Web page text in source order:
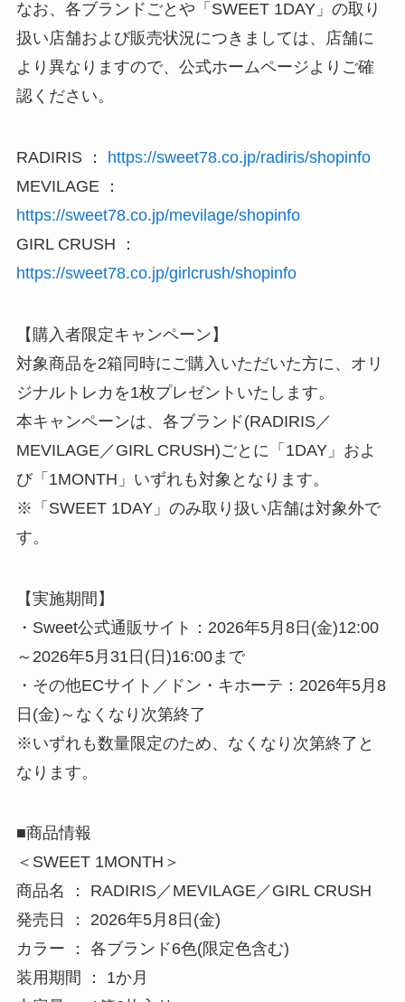
なお、各ブランドごとや「SWEET 1DAY」の取り
扱い店舗および販売状況につきましては、店舗に
より異なりますので、公式ホームページよりご確
認ください。
RADIRIS ： https://sweet78.co.jp/radiris/shopinfo
MEVILAGE ：
https://sweet78.co.jp/mevilage/shopinfo
GIRL CRUSH ：
https://sweet78.co.jp/girlcrush/shopinfo
【購入者限定キャンペーン】
対象商品を2箱同時にご購入いただいた方に、オリ
ジナルトレカを1枚プレゼントいたします。
本キャンペーンは、各ブランド(RADIRIS／
MEVILAGE／GIRL CRUSH)ごとに「1DAY」およ
び「1MONTH」いずれも対象となります。
※「SWEET 1DAY」のみ取り扱い店舗は対象外で
す。
【実施期間】
・Sweet公式通販サイト：2026年5月8日(金)12:00
～2026年5月31日(日)16:00まで
・その他ECサイト／ドン・キホーテ：2026年5月8
日(金)～なくなり次第終了
※いずれも数量限定のため、なくなり次第終了と
なります。
■商品情報
＜SWEET 1MONTH＞
商品名 ： RADIRIS／MEVILAGE／GIRL CRUSH
発売日 ： 2026年5月8日(金)
カラー ： 各ブランド6色(限定色含む)
装用期間 ： 1か月